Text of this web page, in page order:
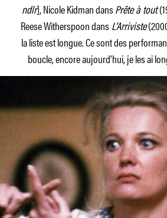
ndlr], Nicole Kidman dansPrête à tout
Reese Witherspoon dansL’Arriviste
la liste est longue. Ce sont des
boucle, encore aujourd’hui, je les ai